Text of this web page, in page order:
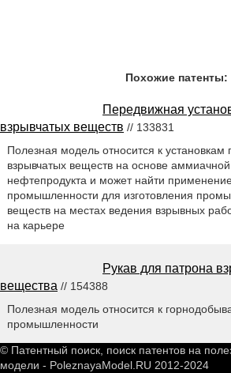
Похожие патенты:
Передвижная
взрывчатых веществ // 133831
Полезная модель относится к установкам
взрывчатых веществ на основе
нефтепродукта и может найти
промышленности для изготовления
веществ на местах ведения взрывных
на карьере
Рукав для патрона
вещества // 154388
Полезная модель относится к
промышленности
© Патентный поиск, поиск патентов на
модели - PoleznayaModel.RU 2012-2024